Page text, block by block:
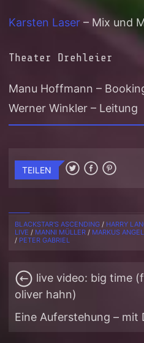
Karsten Laser – Mix und
Theater Drehleier
Manu Hoffmann –
Werner Winkler – Leitung
TEILEN
BLACKSTAR'S ASCENDING / HARRY
LIVE / MANNI MÜLLER / MARKUS
/ PETER GABRIEL
live video: big time
oliver hahn)
Eine Auferstehung – mit